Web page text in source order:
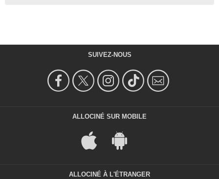
SUIVEZ-NOUS
ALLOCINÉ SUR MOBILE
ALLOCINÉ À L'ÉTRANGER